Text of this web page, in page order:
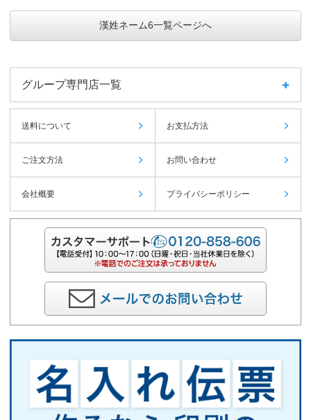
漢姓ネーム6一覧ページへ
グループ専門店一覧
送料について お支払方法
ご注文方法 お問い合わせ
会社概要 プライバシーポリシー